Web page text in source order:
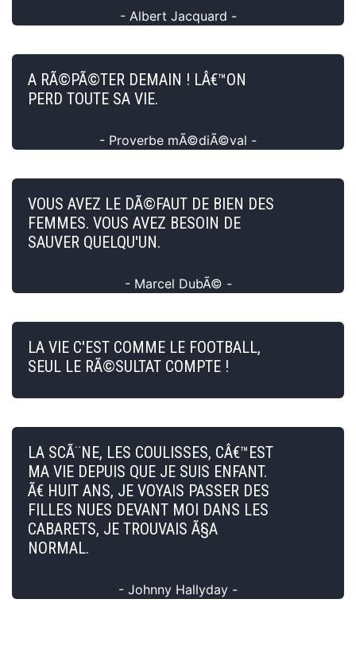
- Albert Jacquard -
A RÃ©PÃ©TER DEMAIN ! LÂ€™ON
PERD TOUTE SA VIE.
- Proverbe mÃ©diÃ©val -
VOUS AVEZ LE DÃ©FAUT DE BIEN DES
FEMMES. VOUS AVEZ BESOIN DE
SAUVER QUELQU'UN.
- Marcel DubÃ© -
LA VIE C'EST COMME LE FOOTBALL,
SEUL LE RÃ©SULTAT COMPTE !
LA SCÃ¨NE, LES COULISSES, CÂ€™EST
MA VIE DEPUIS QUE JE SUIS ENFANT.
Ã€ HUIT ANS, JE VOYAIS PASSER DES
FILLES NUES DEVANT MOI DANS LES
CABARETS, JE TROUVAIS Ã§A
NORMAL.
- Johnny Hallyday -